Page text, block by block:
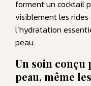
forment un cocktail
visiblement les
l’hydratation
peau.
Un soin conçu
peau, même